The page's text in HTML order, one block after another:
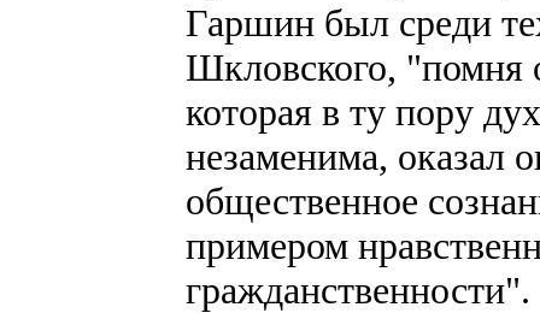
Гаршин был среди
Шкловского, "помня
которая в ту пору
незаменима, оказал
общественное
примером
гражданственности".